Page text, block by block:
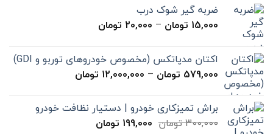
ضربه گیر شوک درب
15,000 تومان –
20,000 تومان
تا
20,000 تومان
اکتان مدپاتکس (مخصوص خودروهای توربو و GDI)
579,000 تومان –
12,000,000 تومان
تا
براش تمیزکاری خودرو | دستیار نظافت خودرو
300,000تومان قیمت
199,000 تومانقیمت